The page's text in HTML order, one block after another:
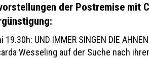
der Postremise mit
19.30h: UND IMMER SINGEN DIE
Wesseling auf der Suche nach